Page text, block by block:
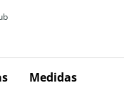
Medidas